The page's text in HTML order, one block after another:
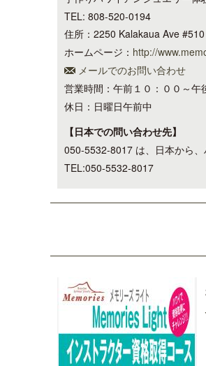
TEL: 808-520-0194
住所：2250 Kalakaua Ave
ホームページ： http://
メールでのお問い合わせ
営業時間：午前１０：００～午
休日：日曜日午前中
【日本での問い合わせ先】
050-5532-8017 は、日本から
TEL:050-5532-8017